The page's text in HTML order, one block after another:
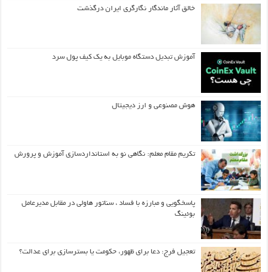
خالق آثار ماندگار نگارگری ایران درگذشت
آموزش تبدیل دستگاه موبایل به یک کیف‌ پول سرد
هوش مصنوعی و ارز دیجیتال
تکریم مقام معلم: نگاهی نو به استانداردسازی آموزش و پرورش
پاسخگویی و مبارزه با فساد ، سناتور هاولی در مقابل مدیرعامل
بوئینگ
تعجیل فرج: دعا برای ظهور، حکومت یا بسترسازی برای عدالت؟